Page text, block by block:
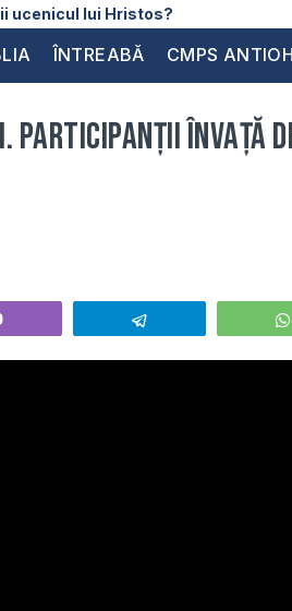
ucenicul lui Hristos?
ÎNTREABĂ CMPS
Participanții învață